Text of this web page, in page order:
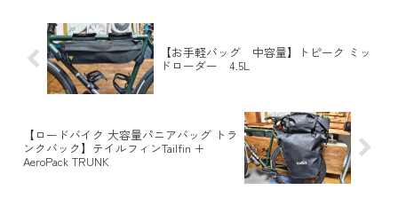
【お手軽バッグ 中容量】トピーク ミッ
ドローダー 4.5L
【ロードバイク 大容量パニアバッグ トラ
ンクバック】テイルフィンTailfin +
AeroPack TRUNK